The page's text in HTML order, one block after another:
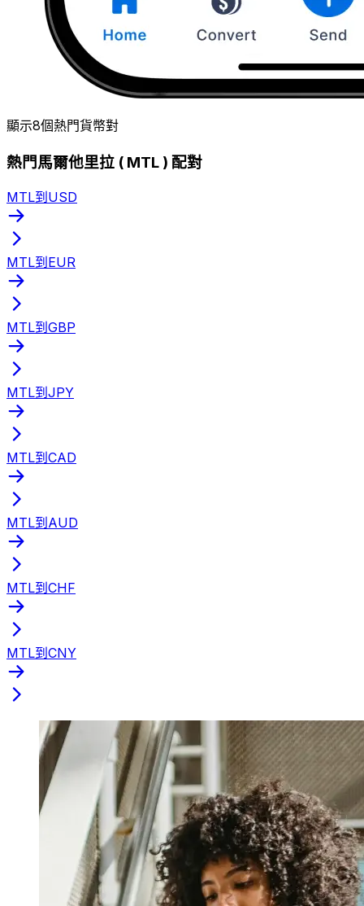
顯示8個熱門貨幣對
熱門馬爾他里拉 ( MTL ) 配對
MTL到USD
MTL到EUR
MTL到GBP
MTL到JPY
MTL到CAD
MTL到AUD
MTL到CHF
MTL到CNY